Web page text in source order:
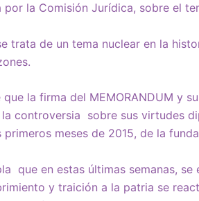
por la Comisión Jurídica, sobre el
trata de un tema nuclear en la
la firma del MEMORANDUM y
controversia sobre sus virtudes
meses de 2015, de la
que en estas últimas semanas,
y traición a la patria se